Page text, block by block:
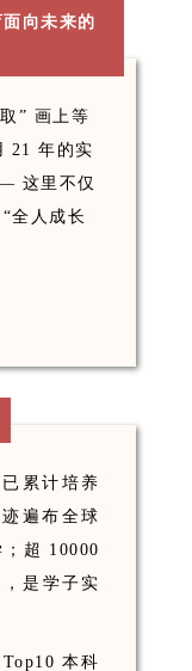
面向未来的
” 画上等
21 年的实
这里不仅
全人成长
累计培养
遍布全球
超 10000
是学子实
本科